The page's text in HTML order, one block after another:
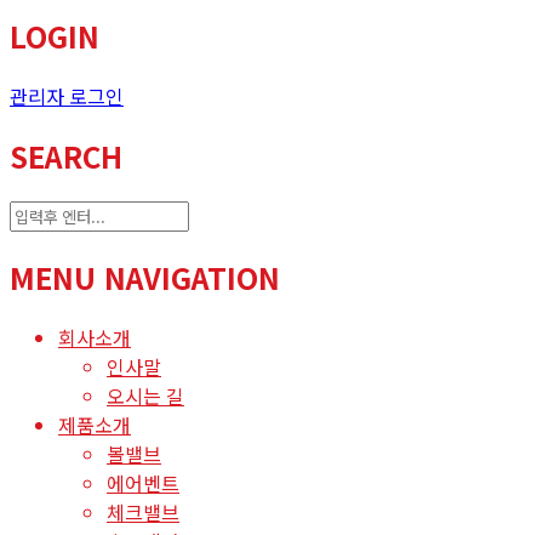
LOGIN
관리자 로그인
SEARCH
MENU NAVIGATION
회사소개
인사말
오시는 길
제품소개
볼밸브
에어벤트
체크밸브